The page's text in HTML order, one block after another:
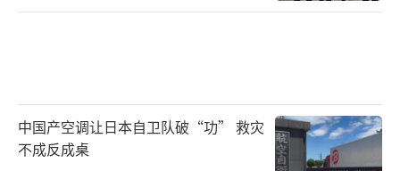
中国产空调让日本自卫队破“功” 救灾
不成反成桌